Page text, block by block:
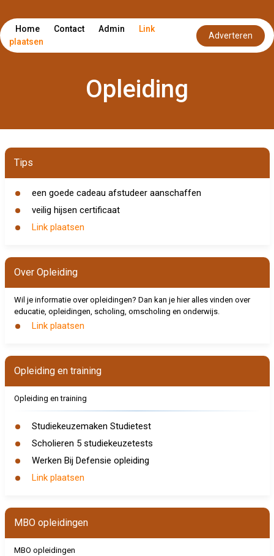
Home Contact Admin
Link
plaatsen
Adverteren
Opleiding
Tips
een goede cadeau afstudeer aanschaffen
veilig hijsen certificaat
Link plaatsen
Over Opleiding
Wil je informatie over opleidingen? Dan kan je hier alles vinden over
educatie, opleidingen, scholing, omscholing en onderwijs.
Link plaatsen
Opleiding en training
Opleiding en training
Studiekeuzemaken Studietest
Scholieren 5 studiekeuzetests
Werken Bij Defensie opleiding
Link plaatsen
MBO opleidingen
MBO opleidingen